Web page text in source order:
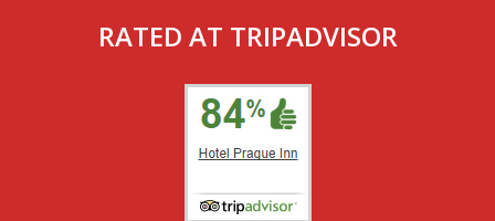
RATED AT TRIPADVISOR